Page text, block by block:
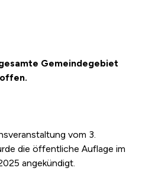
Gemeindegebiet
vom 3.
die öffentliche Auflage im
angekündigt.